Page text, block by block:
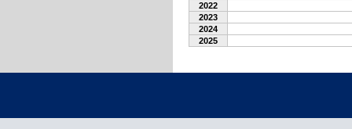
2022
2023
2024
2025